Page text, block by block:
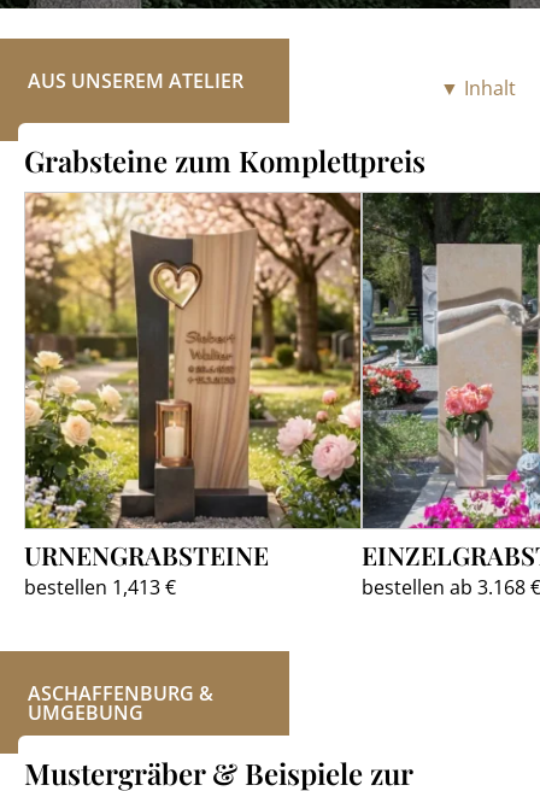
RATGEBER
REFERENZEN
AUS UNSEREM ATELIER
Grabsteine zum Komplettpreis
▼ Inhalt
URNENGRABSTEINE
bestellen 1,413 € bestellen ab 3.168 €
ASCHAFFENBURG &
UMGEBUNG
Mustergräber & Beispiele zur